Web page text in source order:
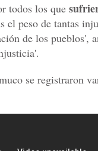
todos los que
el peso de tantas
de los pueblos',
se registraron